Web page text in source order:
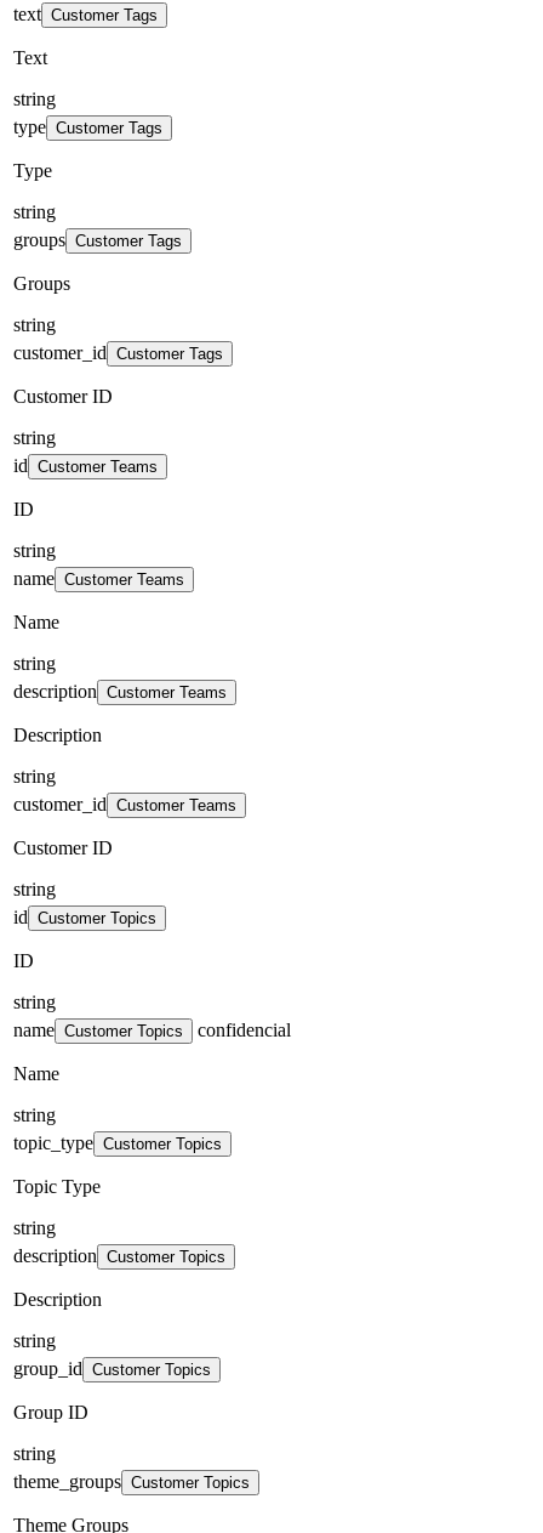
text Customer Tags
Text
string
type Customer Tags
Type
string
groups Customer Tags
Groups
string
customer_id Customer Tags
Customer ID
string
id Customer Teams
ID
string
name Customer Teams
Name
string
description Customer Teams
Description
string
customer_id Customer Teams
Customer ID
string
id Customer Topics
ID
string
name Customer Topics confidencial
Name
string
topic_type Customer Topics
Topic Type
string
description Customer Topics
Description
string
group_id Customer Topics
Group ID
string
theme_groups Customer Topics
Theme Groups